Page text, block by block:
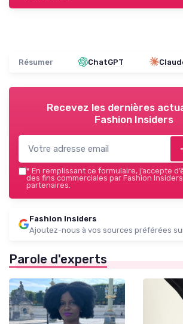
Résumer ChatGPT
Recevez les dernières
Fashion Insiders
* En remplissant ce formulaire, j’accepte
des fins commerciales par Fashion
partenaires.
Fashion Insiders
Ajoutez-nous à vos sources préférées
Parole d'experts